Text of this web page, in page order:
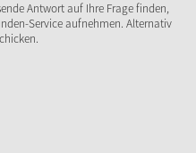
Antwort auf Ihre Frage finden,
Service aufnehmen. Alternativ